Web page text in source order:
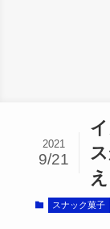
2021
9/21
スナック菓子